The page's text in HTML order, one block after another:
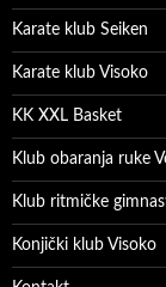
Karate klub Seiken
Karate klub Visoko
KK XXL Basket
Klub obaranja ruke
Klub ritmičke
Konjički klub Visoko